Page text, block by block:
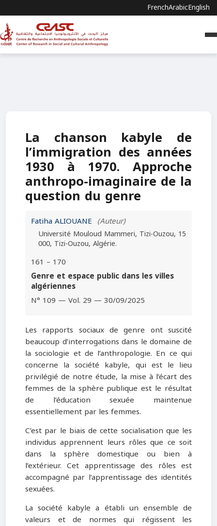
FrenchArabicEnglish
La chanson kabyle de
l’immigration des années
1930 à 1970. Approche
anthropo-imaginaire de la
question du genre
Fatiha ALIOUANE (Auteur)
Université Mouloud Mammeri, Tizi-Ouzou, 15
000, Tizi-Ouzou, Algérie.
161 – 170
Genre et espace public dans les villes
algériennes
N° 109 — Vol. 29 — 30/09/2025
Les rapports sociaux de genre ont suscité
beaucoup d’interrogations dans le domaine de
la sociologie et de l’anthropologie. En ce qui
concerne la société kabyle, qui est le lieu
privilégié de notre étude, la mise à l’écart des
femmes de la sphère publique est le résultat
de l’éducation sexuée maintenue
essentiellement par les femmes.
C’est par le biais de cette socialisation que les
individus apprennent leurs rôles que ce soit
dans la sphère domestique ou bien à
l’extérieur. Cet apprentissage des rôles est
accompagné par l’apprentissage des identités
sexuées.
La société kabyle a établi un ensemble de
valeurs et de normes qui régissent les